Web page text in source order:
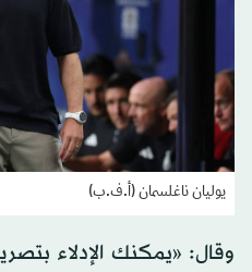
يوليان ناغلسمان (أ.ف.ب)
وقال: «يمكنك الإدلاء